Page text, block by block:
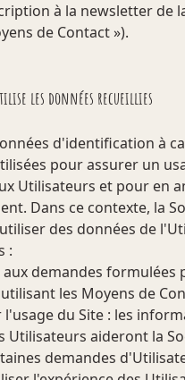
à la newsletter de
de Contact »).
les données recueillies
d'identification à
pour assurer un
Utilisateurs et pour en
Dans ce contexte, la
des données de
:
demandes formulées
les Moyens de
du Site : les
Utilisateurs aideront la
demandes